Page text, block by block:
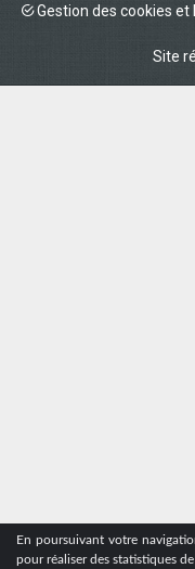
En poursuivant votre
pour réaliser des statistiques de
Gestion des cookies et
Site